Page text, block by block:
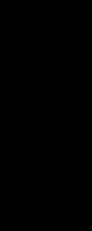
na
prodělal 200